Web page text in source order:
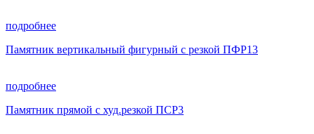
подробнее
Памятник вертикальный фигурный с резкой ПФР13
подробнее
Памятник прямой с худ.резкой ПСР3